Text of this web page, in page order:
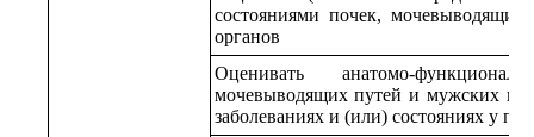
состояниями почек,
органов
Оценивать анатомо-
мочевыводящих путей и мужских
заболеваниях и (или) состояниях у